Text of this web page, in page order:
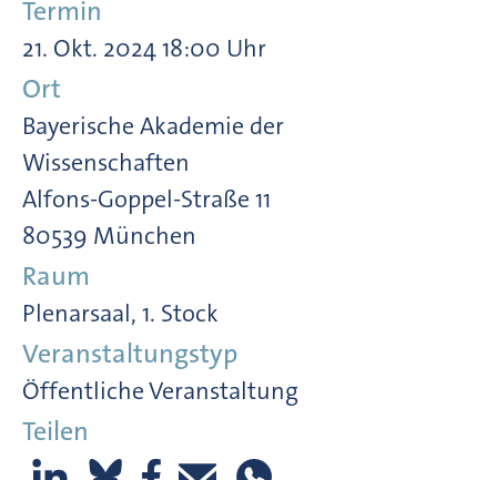
Termin
21. Okt. 2024 18:00 Uhr
Ort
Bayerische Akademie der
Wissenschaften
Alfons-Goppel-Straße 11
80539 München
Raum
Plenarsaal, 1. Stock
Veranstaltungstyp
Öffentliche Veranstaltung
Teilen